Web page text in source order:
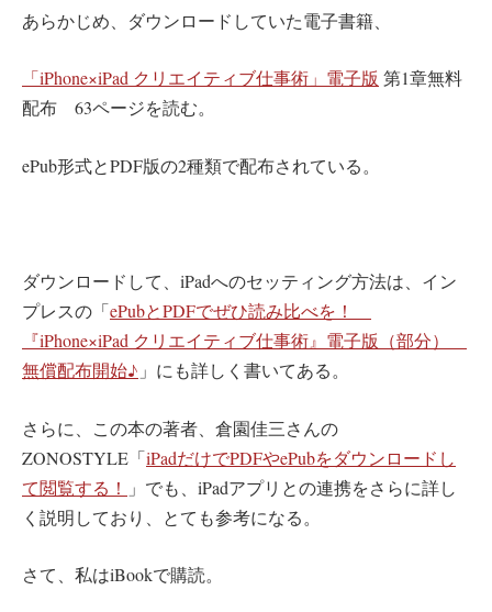
あらかじめ、ダウンロードしていた電子書籍、
「iPhone×iPad クリエイティブ仕事術」電子版 第1章無料
配布 63ページを読む。
ePub形式とPDF版の2種類で配布されている。
ダウンロードして、iPadへのセッティング方法は、イン
プレスの「ePubとPDFでぜひ読み比べを！
『iPhone×iPad クリエイティブ仕事術』電子版（部分）
無償配布開始♪ 」にも詳しく書いてある。
さらに、この本の著者、倉園佳三さんの
ZONOSTYLE「iPadだけでPDFやePubをダウンロードし
て閲覧する！
」でも、iPadアプリとの連携をさらに詳し
く説明しており、とても参考になる。
さて、私はiBookで購読。